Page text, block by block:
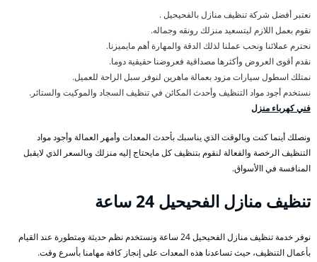
نعتبر أفضل شركة تنظيف منازل بالفحيحيل .
نقوم بعمل اللازم ليتسعيد منزلك رونقه وجماله.
نحترم عملائنا ونحب عملنا لذلك الدقة والمهارة أهم مايميزنا.
نقدم أقوى العروض وأكثرها مصداقية فعروضنا حقيقية دوما.
نمتلك اسطول سيارات مزود بعمالة ماهرين لنوفر سبل الراحة للعميل.
نستخدم أجود مواد التنظيف وأحدث المكائن في تنظيف السجاد والموكيت والستائر.
فني كهرباء منزل
ونصلك أينما كنت وبالوقت الذي يناسبك بأحدث المعدات وأمهر العمالة وأجود مواد
التنظيف الرخصة والفعالة لنقوم بتنظيف كل مايحتاج إليه منزلك وبالسعر الذي لايقبل
المنافسة في االأسواق.
تنظيف منازل الفحيحيل 24 ساعة
نوفر خدمة تنظيف منازل الفحيحيل 24 ساعة ونستخدم نظم حديثة ومتطورة عند القيام
بأعمال التنظيف، حيث تساعدنا هذه المعدات على إنجاز كافة مهامنا بأسرع وقت.